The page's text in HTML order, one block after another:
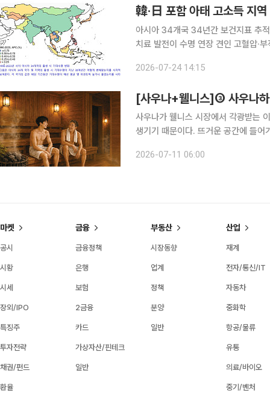
韓·日 포함 아태 고소득 지
아시아 34개국 34년간 보건지표 추
치료 발전이 수명 연장 견인 고혈압·부
과가 나왔다. 24일 고려대학교에
2026-07-24 14:15
[사우나+웰니스]③ 사우나
사우나가 웰니스 시장에서 각광받는
생기기 때문이다. 뜨거운 공간에 들
하는 ‘사우나 루틴’이 사우나를 ‘위생’
2026-07-11 06:00
마켓
공시
시황
시세
장외/IPO
특징주
투자전략
채권/펀드
환율
금융
금융정책
은행
보험
2금융
카드
가상자산/핀테크
일반
부동산
시장동향
업계
정책
분양
일반
산업
재계
전자/통신/IT
자동차
중화학
항공/물류
유통
의료/바이오
중기/벤처